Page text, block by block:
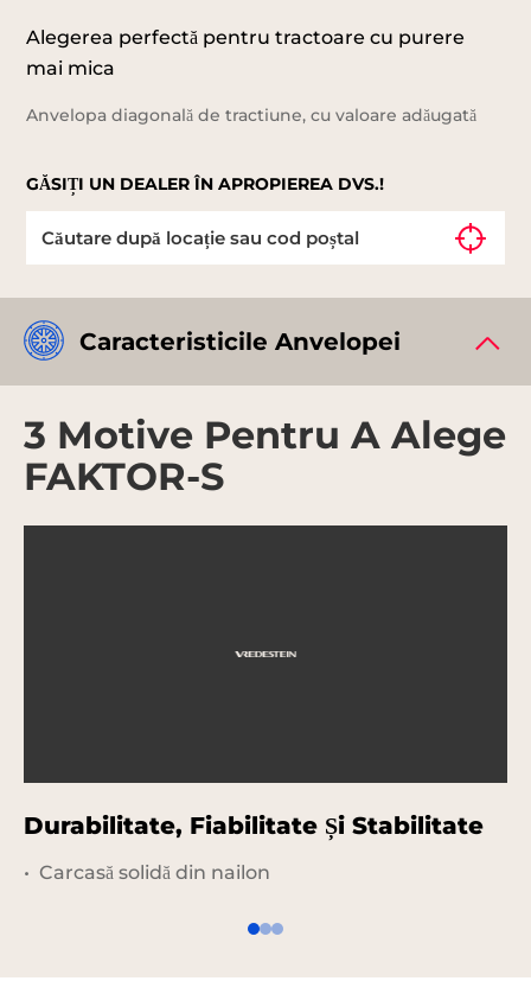
Alegerea perfectă pentru tractoare cu purere
mai mica
Anvelopa diagonală de tractiune, cu valoare adăugată
GĂSIȚI UN DEALER ÎN APROPIEREA DVS.!
Caracteristicile Anvelopei
3 Motive Pentru A Alege
FAKTOR-S
Durabilitate, Fiabilitate Și Stabilitate
Carcasă solidă din nailon